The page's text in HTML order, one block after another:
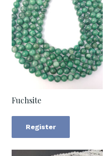
Fuchsite
Register